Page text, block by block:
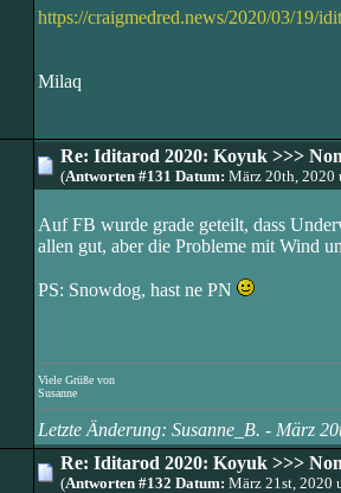
https://craigmedred.news/2020/03/19/
Milaq
Re: Iditarod 2020: Koyuk >>>
(Antworten #131 Datum: März 20th, 2020
Auf FB wurde grade geteilt, dass
allen gut, aber die Probleme mit Wind
PS: Snowdog, hast ne PN
Viele Grüße von
Susanne
Letzte Änderung: Susanne_B. - März
Re: Iditarod 2020: Koyuk >>>
(Antworten #132 Datum: März 21st, 2020